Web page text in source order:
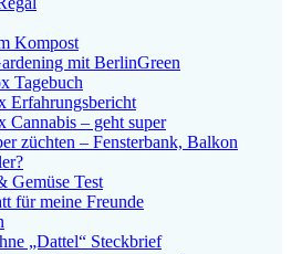
Kompost
mit BerlinGreen
Tagebuch
Erfahrungsbericht
Cannabis – geht super
züchten – Fensterbank, Balkon
Gemüse Test
für meine Freunde
„Dattel“ Steckbrief